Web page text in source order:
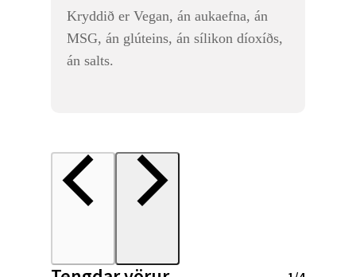
Kryddið er Vegan, án aukaefna, án
MSG, án glúteins, án sílikon díoxíðs,
án salts.